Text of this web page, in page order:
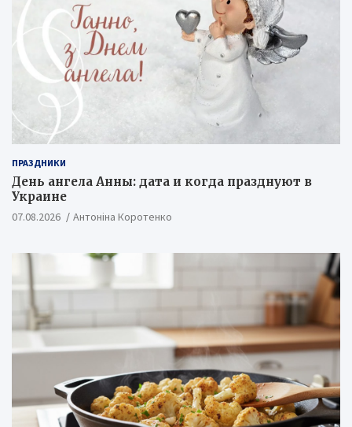
ПРАЗДНИКИ
День ангела Анны: дата и когда празднуют в
Украине
07.08.2026 Антоніна Коротенко